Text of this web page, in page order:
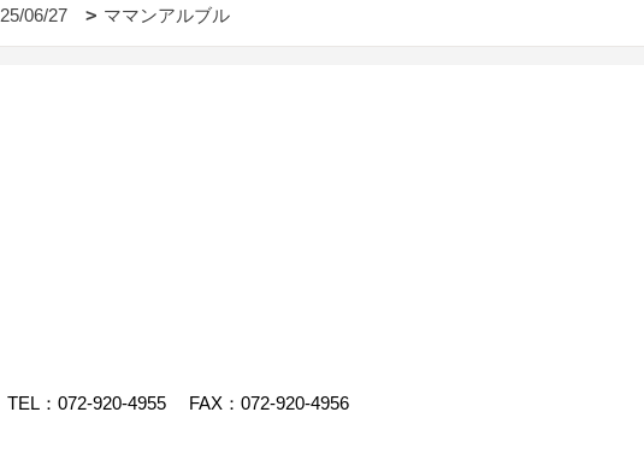
25/06/27 ママンアルブル
TEL： 072-920-4955
FAX：072-920-4956